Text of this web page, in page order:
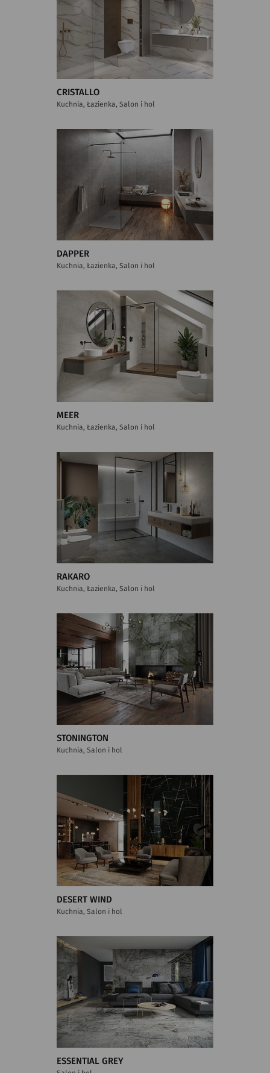
CRISTALLO
Kuchnia, Łazienka, Salon i hol
DAPPER
Kuchnia, Łazienka, Salon i hol
MEER
Kuchnia, Łazienka, Salon i hol
RAKARO
Kuchnia, Łazienka, Salon i hol
STONINGTON
Kuchnia, Salon i hol
DESERT WIND
Kuchnia, Salon i hol
ESSENTIAL GREY